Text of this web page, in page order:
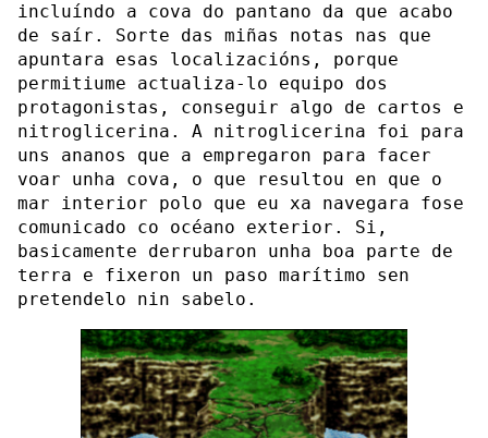
incluíndo a cova do pantano da que acabo
de saír. Sorte das miñas notas nas que
apuntara esas localizacións, porque
permitiume actualiza-lo equipo dos
protagonistas, conseguir algo de cartos e
nitroglicerina. A nitroglicerina foi para
uns ananos que a empregaron para facer
voar unha cova, o que resultou en que o
mar interior polo que eu xa navegara fose
comunicado co océano exterior. Si,
basicamente derrubaron unha boa parte de
terra e fixeron un paso marítimo sen
pretendelo nin sabelo.